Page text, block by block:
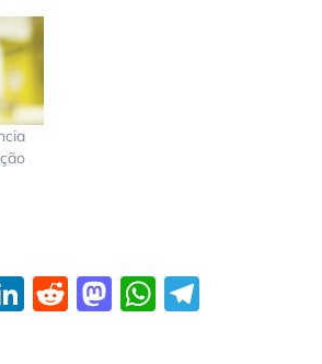
LinkedIn
Reddit
Mastodon